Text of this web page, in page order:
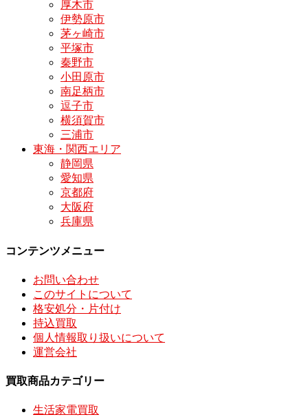
厚木市
伊勢原市
茅ヶ崎市
平塚市
秦野市
小田原市
南足柄市
逗子市
横須賀市
三浦市
東海・関西エリア
静岡県
愛知県
京都府
大阪府
兵庫県
コンテンツメニュー
お問い合わせ
このサイトについて
格安処分・片付け
持込買取
個人情報取り扱いについて
運営会社
買取商品カテゴリー
生活家電買取